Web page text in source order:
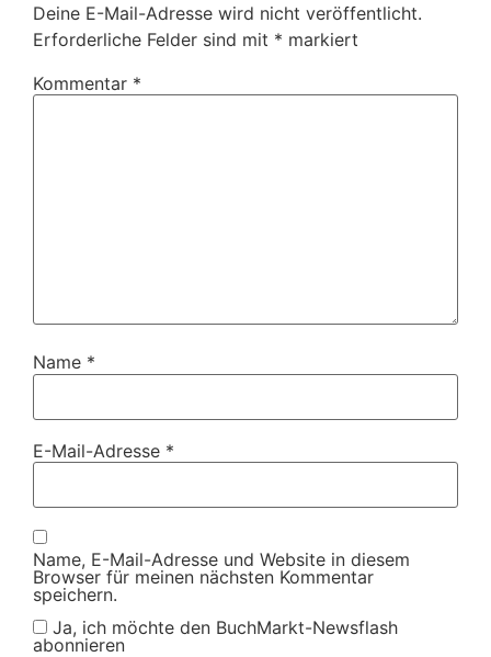
Deine E-Mail-Adresse wird nicht veröffentlicht.
Erforderliche Felder sind mit * markiert
Kommentar *
Name *
E-Mail-Adresse *
Name, E-Mail-Adresse und Website in diesem
Browser für meinen nächsten Kommentar
speichern.
Ja, ich möchte den BuchMarkt-Newsflash
abonnieren